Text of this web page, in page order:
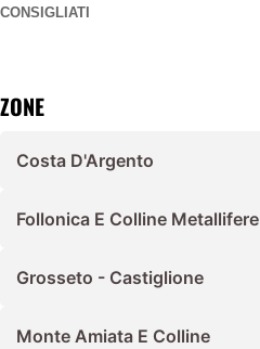
CONSIGLIATI
ZONE
Costa D'Argento
Follonica E Colline Metallifere
Grosseto - Castiglione
Monte Amiata E Colline